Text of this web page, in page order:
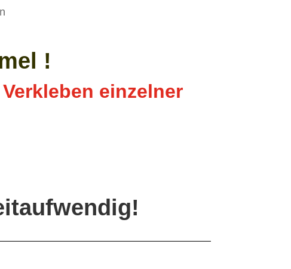
!
einzelner